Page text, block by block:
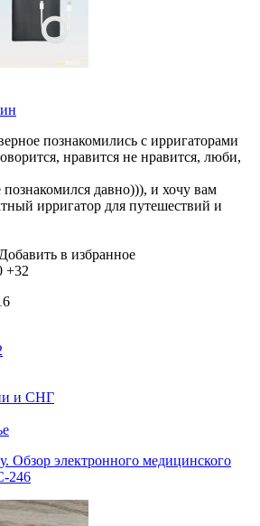
познакомились с ирригаторами
нравится не нравится, люби,
давно))), и хочу вам
ирригатор для путешествий и
Добавить в избранное
+32
и СНГ
Обзор электронного медицинского
246